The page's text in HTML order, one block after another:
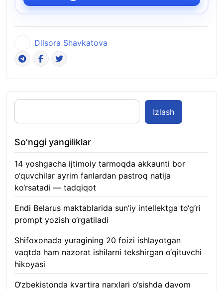
Dilsora Shavkatova
Izlash
So’nggi yangiliklar
14 yoshgacha ijtimoiy tarmoqda akkaunti bor
o‘quvchilar ayrim fanlardan pastroq natija
ko‘rsatadi — tadqiqot
Endi Belarus maktablarida sun’iy intellektga to‘g‘ri
prompt yozish o‘rgatiladi
Shifoxonada yuragining 20 foizi ishlayotgan
vaqtda ham nazorat ishilarni tekshirgan o‘qituvchi
hikoyasi
O‘zbekistonda kvartira narxlari o‘sishda davom